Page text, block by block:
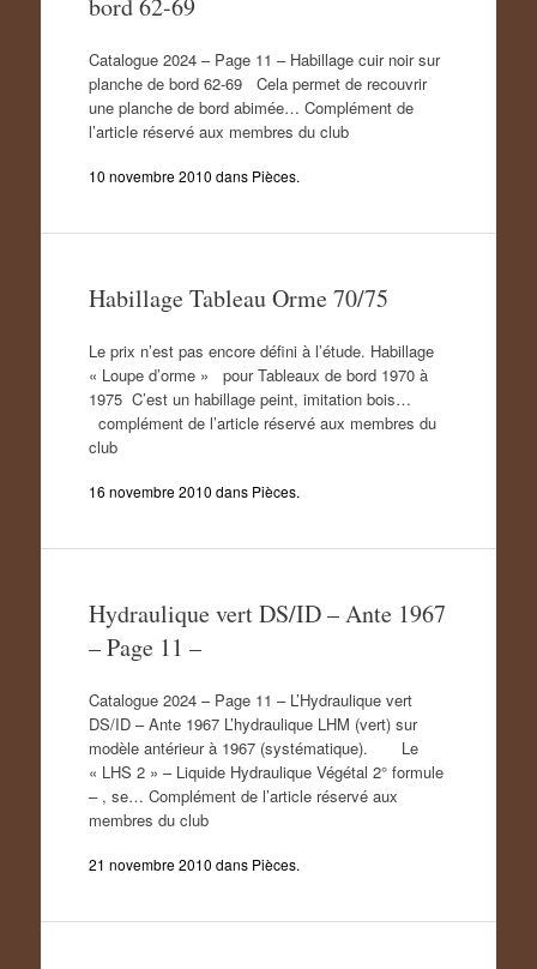
bord 62-69
Catalogue 2024 – Page 11 – Habillage cuir noir sur
planche de bord 62-69 Cela permet de recouvrir
une planche de bord abimée… Complément de
l’article réservé aux membres du club
10 novembre 2010 dans Pièces.
Habillage Tableau Orme 70/75
Le prix n’est pas encore défini à l’étude. Habillage
« Loupe d’orme » pour Tableaux de bord 1970 à
1975 C’est un habillage peint, imitation bois…
complément de l’article réservé aux membres du
club
16 novembre 2010 dans Pièces.
Hydraulique vert DS/ID – Ante 1967
– Page 11 –
Catalogue 2024 – Page 11 – L’Hydraulique vert
DS/ID – Ante 1967 L’hydraulique LHM (vert) sur
modèle antérieur à 1967 (systématique). Le
« LHS 2 » – Liquide Hydraulique Végétal 2° formule
– , se… Complément de l’article réservé aux
membres du club
21 novembre 2010 dans Pièces.